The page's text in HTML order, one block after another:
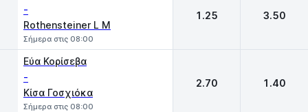
-
Rothensteiner L M
Σήμερα στις 08:00
1.25 3.50
Εύα Κορίσεβα
-
Κίσα Γοσχιόκα
Σήμερα στις 08:00
2.70 1.40